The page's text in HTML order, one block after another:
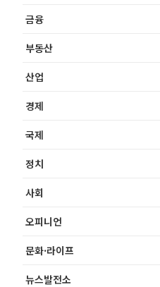
금융
부동산
산업
경제
국제
정치
사회
오피니언
문화·라이프
뉴스발전소